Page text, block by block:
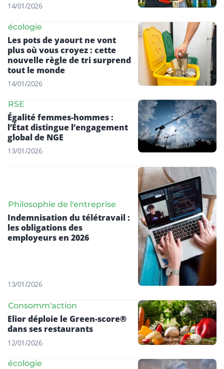
14/01/2026
écologie
Les pots de yaourt ne vont
plus où vous croyez : cette
nouvelle règle de tri surprend
tout le monde
14/01/2026
RSE
Égalité femmes-hommes :
l’État distingue l’engagement
global de NGE
13/01/2026
Philosophie de l'entreprise
Indemnisation du télétravail :
les obligations des
employeurs en 2026
13/01/2026
Consomm'action
Elior déploie le Green-score®
dans ses restaurants
12/01/2026
écologie